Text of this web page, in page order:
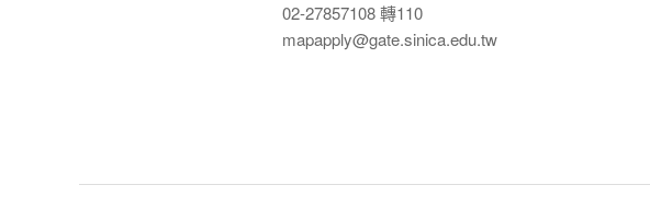
02-27857108 轉110
mapapply@gate.sinica.edu.tw